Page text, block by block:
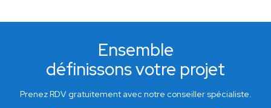
Ensemble
définissons votre projet
Prenez RDV gratuitement avec notre conseiller spécialiste.